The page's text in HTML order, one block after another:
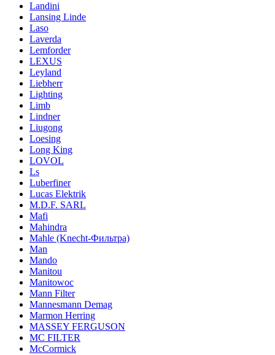
Landini
Lansing Linde
Laso
Laverda
Lemforder
LEXUS
Leyland
Liebherr
Lighting
Limb
Lindner
Liugong
Loesing
Long King
LOVOL
Ls
Luberfiner
Lucas Elektrik
M.D.F. SARL
Mafi
Mahindra
Mahle (Knecht-Фильтра)
Man
Mando
Manitou
Manitowoc
Mann Filter
Mannesmann Demag
Marmon Herring
MASSEY FERGUSON
MC FILTER
McCormick